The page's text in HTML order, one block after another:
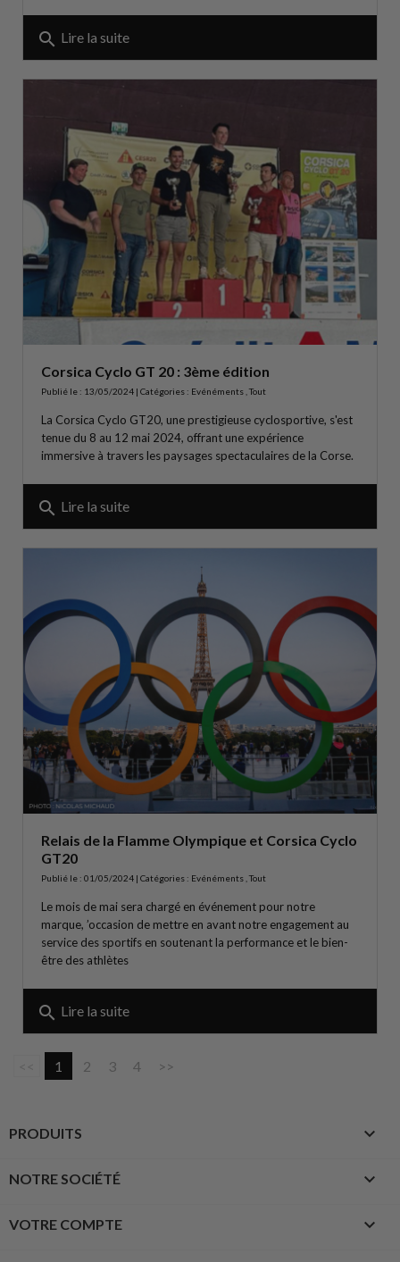
search Lire la suite
Corsica Cyclo GT 20 : 3ème édition
Publié le : 13/05/2024 | Catégories : Evénéments Tout
La Corsica Cyclo GT20, une prestigieuse cyclosportive, s'est
tenue du 8 au 12 mai 2024, offrant une expérience
immersive à travers les paysages spectaculaires de la Corse.
search Lire la suite
Relais de la Flamme Olympique et Corsica Cyclo
GT20
Publié le : 01/05/2024 | Catégories : Evénéments Tout
Le mois de mai sera chargé en événement pour notre
marque, ’occasion de mettre en avant notre engagement au
service des sportifs en soutenant la performance et le bien-
être des athlètes
search Lire la suite
1 2 3 4 >>
PRODUITS 
NOTRE SOCIÉTÉ 
VOTRE COMPTE 